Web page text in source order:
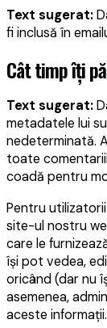
Text sugerat:
fi inclusă în
Cât timp îți
Text sugerat:
metadatele lui
nedeterminată.
toate
coadă pentru
Pentru
site-ul nostru
care le
își pot vedea,
oricând (dar nu
asemenea,
aceste informații.